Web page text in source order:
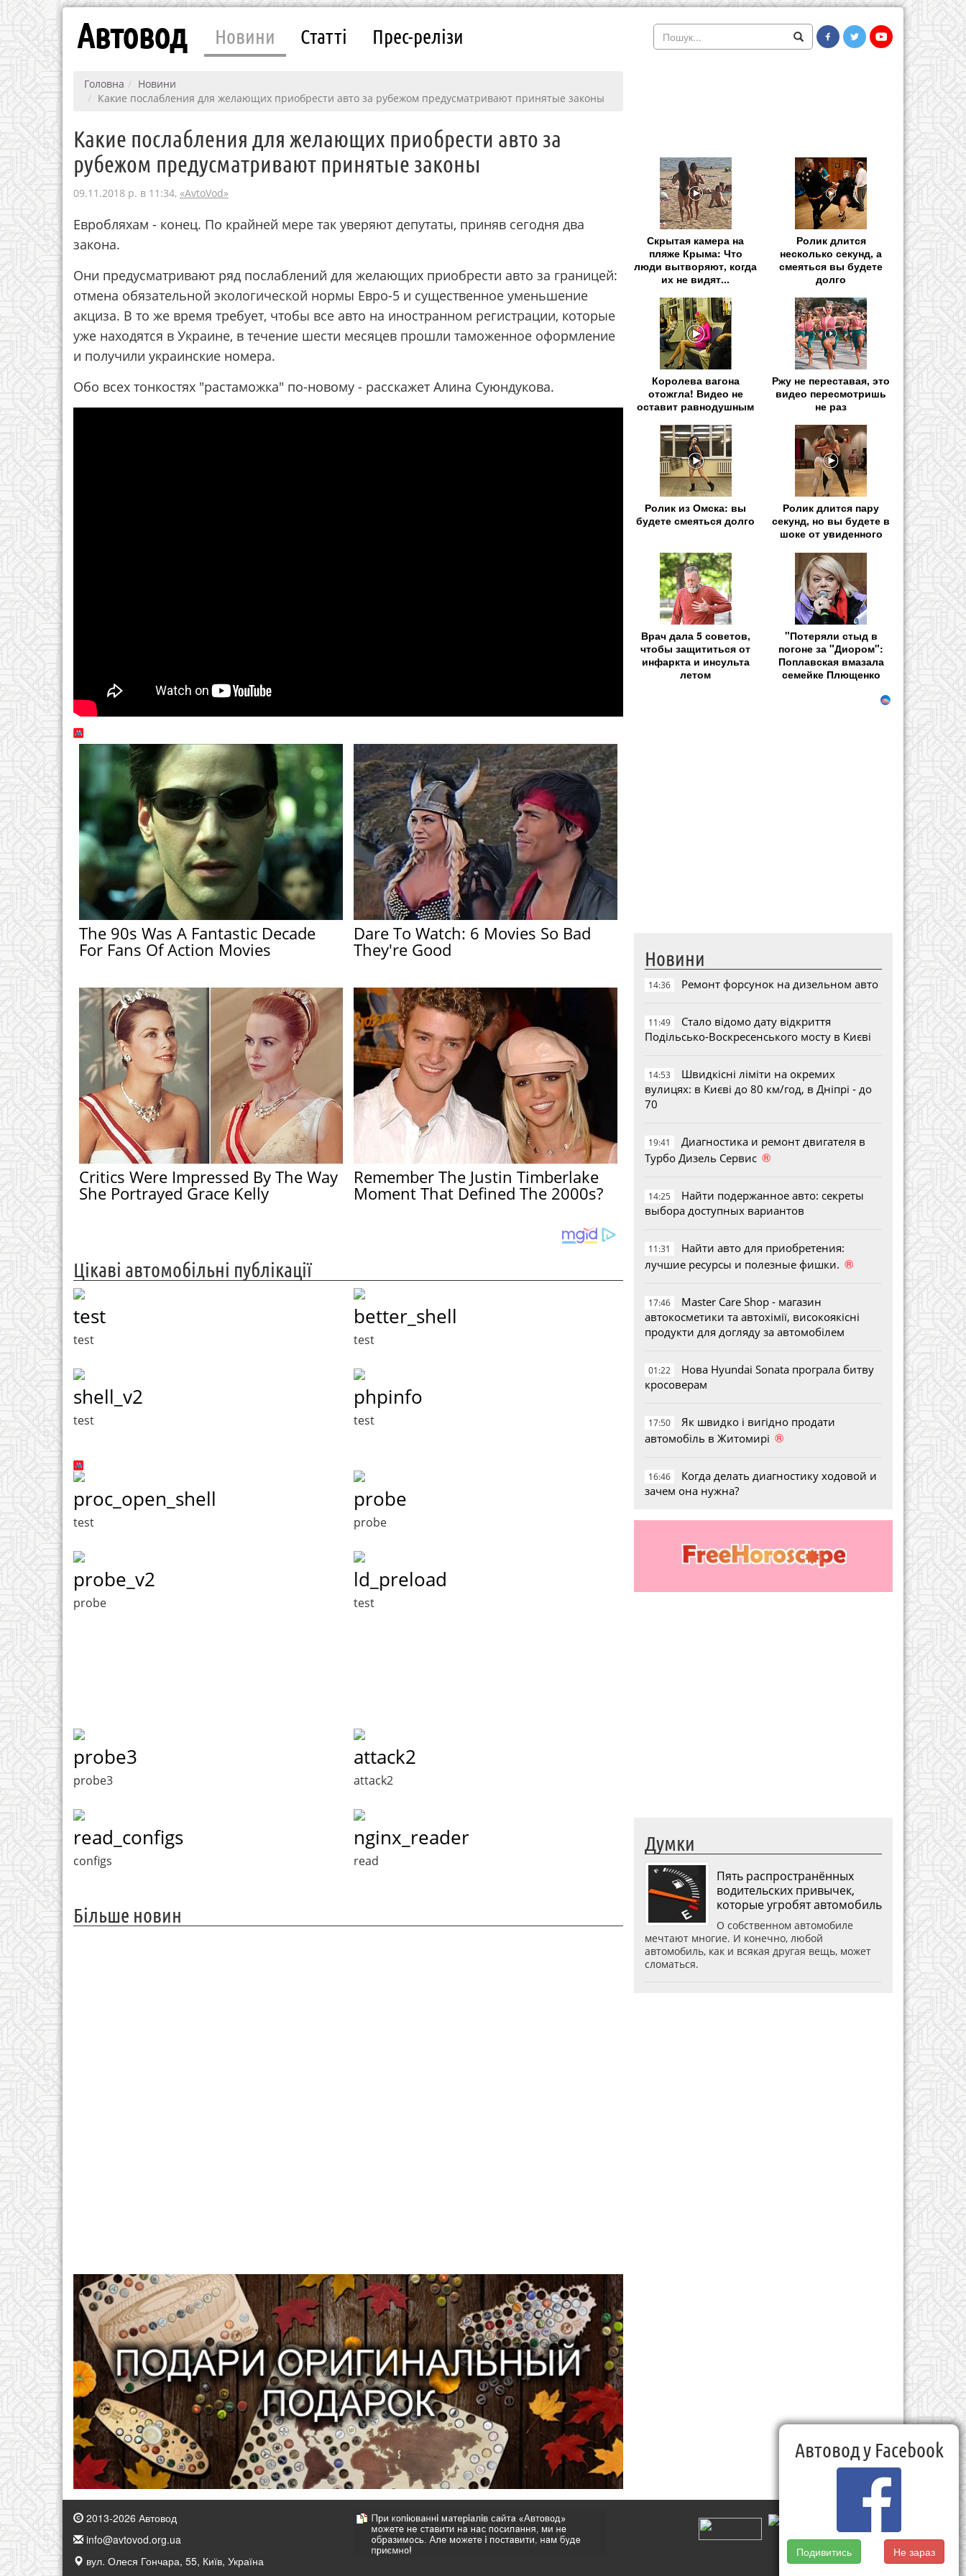
Автовод Новини Статті Прес-релізи
Головна
Новини
Какие послабления для желающих приобрести авто за рубежом предусматривают принятые законы
Какие послабления для желающих приобрести авто за
рубежом предусматривают принятые законы
09.11.2018 р. в 11:34, «AvtoVod»
Евробляхам - конец. По крайней мере так уверяют депутаты, приняв сегодня два
закона.
Они предусматривают ряд послаблений для желающих приобрести авто за границей:
отмена обязательной экологической нормы Евро-5 и существенное уменьшение
акциза. В то же время требует, чтобы все авто на иностранном регистрации, которые
уже находятся в Украине, в течение шести месяцев прошли таможенное оформление
и получили украинские номера.
Обо всех тонкостях "растаможка" по-новому - расскажет Алина Суюндукова.
The 90s Was A Fantastic Decade
For Fans Of Action Movies
Dare To Watch: 6 Movies So Bad
They're Good
Critics Were Impressed By The Way
She Portrayed Grace Kelly
Remember The Justin Timberlake
Moment That Defined The 2000s?
Цікаві автомобільні публікації
test
test
better_shell
test
shell_v2
test
phpinfo
test
proc_open_shell
test
probe
probe
probe_v2
probe
ld_preload
test
probe3
probe3
attack2
attack2
read_configs
configs
nginx_reader
read
Більше новин
Скрытая камера на
пляже Крыма: Что
люди вытворяют, когда
их не видят...
Ролик длится
несколько секунд, а
смеяться вы будете
долго
Королева вагона
отожгла! Видео не
оставит равнодушным
Ржу не переставая, это
видео пересмотришь
не раз
Ролик из Омска: вы
будете смеяться долго
Ролик длится пару
секунд, но вы будете в
шоке от увиденного
Врач дала 5 советов,
чтобы защититься от
инфаркта и инсульта
летом
"Потеряли стыд в
погоне за "Диором":
Поплавская вмазала
семейке Плющенко
Новини
14:36 Ремонт форсунок на дизельном авто
11:49
Стало відомо дату відкриття
Подільсько-Воскресенського мосту в Києві
14:53
Швидкісні ліміти на окремих
вулицях: в Києві до 80 км/год, в Дніпрі - до
70
19:41
Диагностика и ремонт двигателя в
Турбо Дизель Сервис ®
14:25
Найти подержанное авто: секреты
выбора доступных вариантов
11:31
Найти авто для приобретения:
лучшие ресурсы и полезные фишки. ®
17:46
Master Care Shop - магазин
автокосметики та автохімії, високоякісні
продукти для догляду за автомобілем
01:22
Нова Hyundai Sonata програла битву
кросоверам
17:50
Як швидко і вигідно продати
автомобіль в Житомирі ®
16:46
Когда делать диагностику ходовой и
зачем она нужна?
Думки
Пять распространённых
водительских привычек,
которые угробят автомобиль
О собственном автомобиле
мечтают многие. И конечно, любой
автомобиль, как и всякая другая вещь, может
сломаться.
2013-2026 Автовод
info@avtovod.org.ua
вул. Олеся Гончара, 55, Київ, Україна
Автовод у Facebook
Подивитись Не зараз